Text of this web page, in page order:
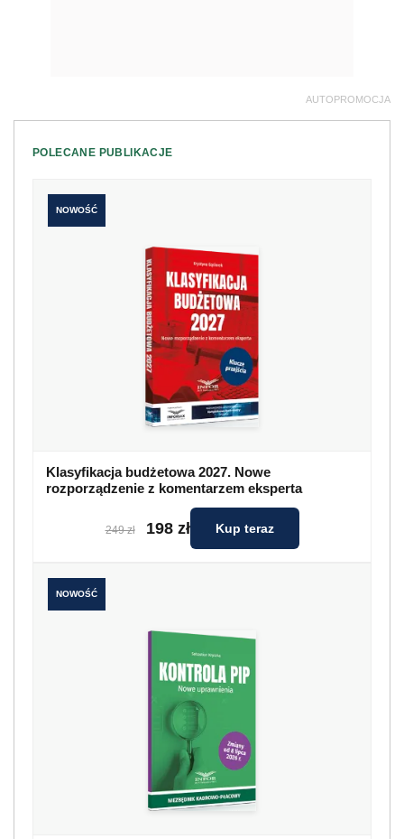
AUTOPROMOCJA
POLECANE PUBLIKACJE
NOWOŚĆ
Klasyfikacja budżetowa 2027. Nowe
rozporządzenie z komentarzem eksperta
249 zł 198 zł Kup teraz
NOWOŚĆ